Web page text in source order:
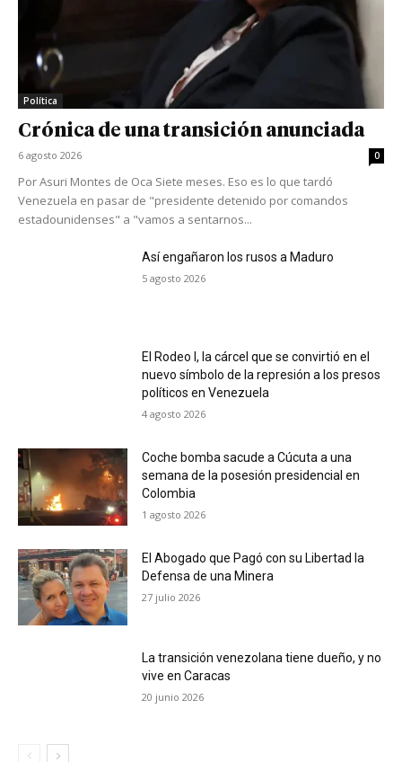
Política
Crónica de una transición anunciada
6 agosto 2026 0
Por Asuri Montes de Oca Siete meses. Eso es lo que tardó
Venezuela en pasar de "presidente detenido por comandos
estadounidenses" a "vamos a sentarnos...
Así engañaron los rusos a Maduro
5 agosto 2026
El Rodeo I, la cárcel que se convirtió en el
nuevo símbolo de la represión a los presos
políticos en Venezuela
4 agosto 2026
Coche bomba sacude a Cúcuta a una
semana de la posesión presidencial en
Colombia
1 agosto 2026
El Abogado que Pagó con su Libertad la
Defensa de una Minera
27 julio 2026
La transición venezolana tiene dueño, y no
vive en Caracas
20 junio 2026